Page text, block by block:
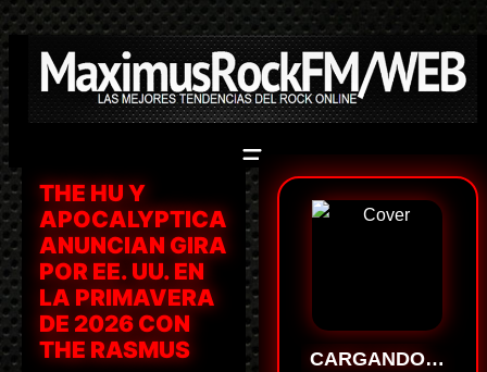
Saltar
al
contenido
THE HU Y
APOCALYPTICA
ANUNCIAN GIRA
POR EE. UU. EN
LA PRIMAVERA
DE 2026 CON
THE RASMUS
CARGANDO…